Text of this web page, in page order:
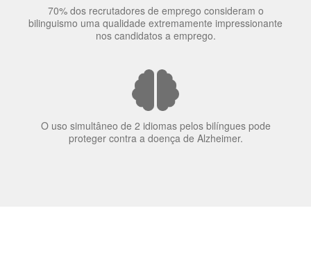
70% dos recrutadores de emprego consideram o
bilinguismo uma qualidade extremamente impressionante
nos candidatos a emprego.
O uso simultâneo de 2 idiomas pelos bilíngues pode
proteger contra a doença de Alzheimer.